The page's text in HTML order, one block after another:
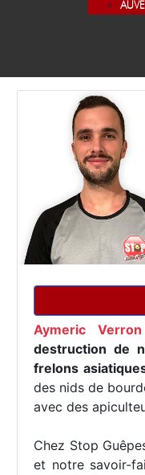
Aymeric Verron
destruction de
frelons
des nids de
avec des
Chez Stop
et notre savoir-